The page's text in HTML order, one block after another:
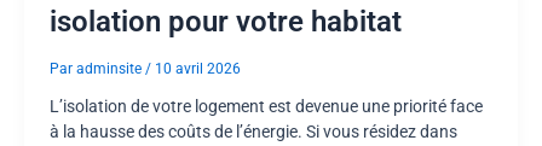
isolation pour votre habitat
Par adminsite / 10 avril 2026
L’isolation de votre logement est devenue une priorité face
à la hausse des coûts de l’énergie. Si vous résidez dans